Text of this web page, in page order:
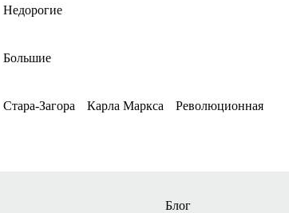
Недорогие
Большие
Стара-Загора Карла Маркса Революционная
Блог